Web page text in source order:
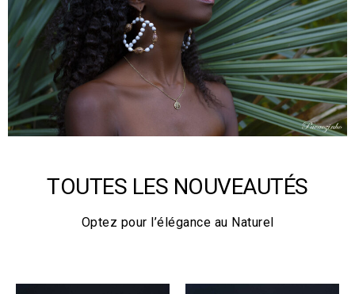
TOUTES LES NOUVEAUTÉS
Optez pour l’élégance au Naturel